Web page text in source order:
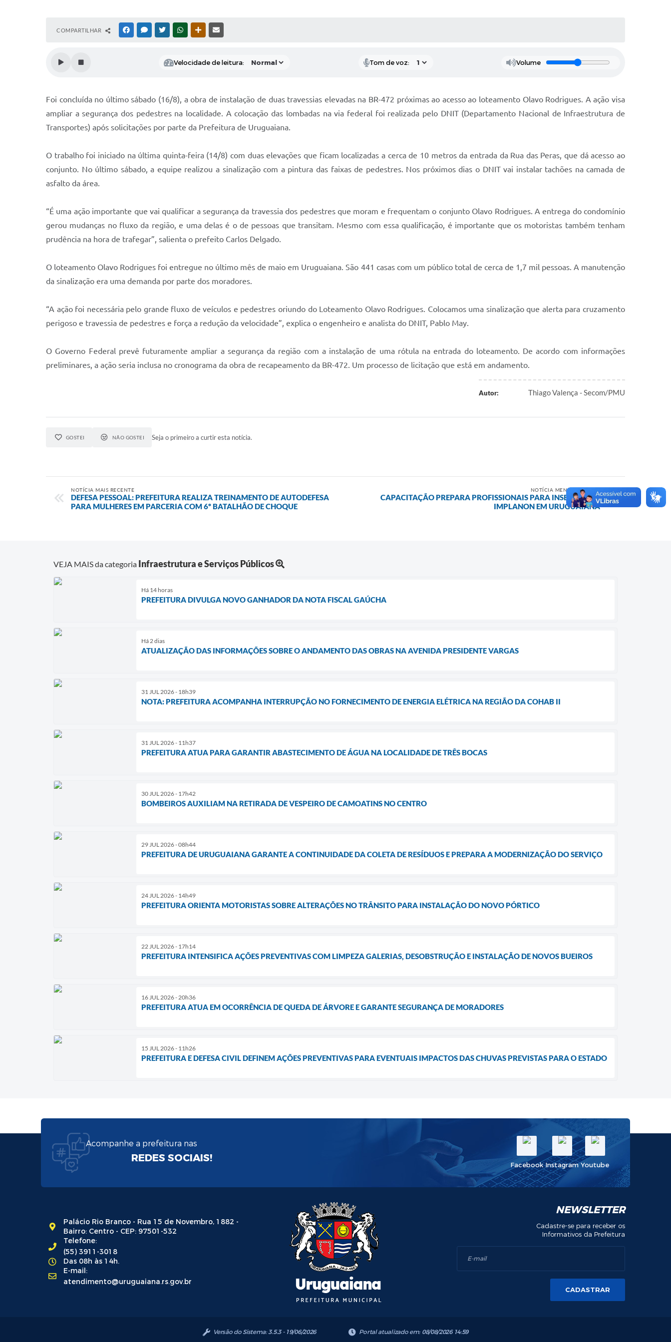
COMPARTILHAR FACEBOOKMESSENGER
TWITTERWHATSAPPOUTRAS MÍDIAS
Velocidade de leitura: Tom de voz: Volume
Foi concluída no último sábado (16/8), a obra de instalação de duas travessias elevadas na BR-472 próximas ao acesso ao loteamento Olavo Rodrigues. A ação visa
ampliar a segurança dos pedestres na localidade. A colocação das lombadas na via federal foi realizada pelo DNIT (Departamento Nacional de Infraestrutura de
Transportes) após solicitações por parte da Prefeitura de Uruguaiana.
O trabalho foi iniciado na última quinta-feira (14/8) com duas elevações que ficam localizadas a cerca de 10 metros da entrada da Rua das Peras, que dá acesso ao
conjunto. No último sábado, a equipe realizou a sinalização com a pintura das faixas de pedestres. Nos próximos dias o DNIT vai instalar tachões na camada de
asfalto da área.
“É uma ação importante que vai qualificar a segurança da travessia dos pedestres que moram e frequentam o conjunto Olavo Rodrigues. A entrega do condomínio
gerou mudanças no fluxo da região, e uma delas é o de pessoas que transitam. Mesmo com essa qualificação, é importante que os motoristas também tenham
prudência na hora de trafegar”, salienta o prefeito Carlos Delgado.
O loteamento Olavo Rodrigues foi entregue no último mês de maio em Uruguaiana. São 441 casas com um público total de cerca de 1,7 mil pessoas. A manutenção
da sinalização era uma demanda por parte dos moradores.
“A ação foi necessária pelo grande fluxo de veículos e pedestres oriundo do Loteamento Olavo Rodrigues. Colocamos uma sinalização que alerta para cruzamento
perigoso e travessia de pedestres e força a redução da velocidade”, explica o engenheiro e analista do DNIT, Pablo May.
O Governo Federal prevê futuramente ampliar a segurança da região com a instalação de uma rótula na entrada do loteamento. De acordo com informações
preliminares, a ação seria inclusa no cronograma da obra de recapeamento da BR-472. Um processo de licitação que está em andamento.
Autor: Thiago Valença - Secom/PMU
GOSTEI NÃO GOSTEI Seja o primeiro a curtir esta notícia.
NOTÍCIA MAIS RECENTE
DEFESA PESSOAL: PREFEITURA REALIZA TREINAMENTO DE AUTODEFESA
PARA MULHERES EM PARCERIA COM 6º BATALHÃO DE CHOQUE
NOTÍCIA MENOS RECENTE
CAPACITAÇÃO PREPARA PROFISSIONAIS PARA INSERÇÃO DE
IMPLANON EM URUGUAIANA
VEJA MAIS da categoria Infraestrutura e Serviços Públicos
Há 14 horas
PREFEITURA DIVULGA NOVO GANHADOR DA NOTA FISCAL GAÚCHA
Há 2 dias
ATUALIZAÇÃO DAS INFORMAÇÕES SOBRE O ANDAMENTO DAS OBRAS NA AVENIDA PRESIDENTE VARGAS
31 JUL 2026 - 18h39
NOTA: PREFEITURA ACOMPANHA INTERRUPÇÃO NO FORNECIMENTO DE ENERGIA ELÉTRICA NA REGIÃO DA COHAB II
31 JUL 2026 - 11h37
PREFEITURA ATUA PARA GARANTIR ABASTECIMENTO DE ÁGUA NA LOCALIDADE DE TRÊS BOCAS
30 JUL 2026 - 17h42
BOMBEIROS AUXILIAM NA RETIRADA DE VESPEIRO DE CAMOATINS NO CENTRO
29 JUL 2026 - 08h44
PREFEITURA DE URUGUAIANA GARANTE A CONTINUIDADE DA COLETA DE RESÍDUOS E PREPARA A MODERNIZAÇÃO DO SERVIÇO
24 JUL 2026 - 14h49
PREFEITURA ORIENTA MOTORISTAS SOBRE ALTERAÇÕES NO TRÂNSITO PARA INSTALAÇÃO DO NOVO PÓRTICO
22 JUL 2026 - 17h14
PREFEITURA INTENSIFICA AÇÕES PREVENTIVAS COM LIMPEZA GALERIAS, DESOBSTRUÇÃO E INSTALAÇÃO DE NOVOS BUEIROS
16 JUL 2026 - 20h36
PREFEITURA ATUA EM OCORRÊNCIA DE QUEDA DE ÁRVORE E GARANTE SEGURANÇA DE MORADORES
15 JUL 2026 - 11h26
PREFEITURA E DEFESA CIVIL DEFINEM AÇÕES PREVENTIVAS PARA EVENTUAIS IMPACTOS DAS CHUVAS PREVISTAS PARA O ESTADO
Acompanhe a prefeitura nas
REDES SOCIAIS!
Facebook Instagram Youtube
Palácio Rio Branco - Rua 15 de Novembro, 1882 -
Bairro: Centro - CEP: 97501-532
Telefone:
(55) 3911-3018
Das 08h às 14h.
E-mail:
atendimento@uruguaiana.rs.gov.br
NEWSLETTER
Cadastre-se para receber os
Informativos da Prefeitura
CADASTRAR
Versão do Sistema:3.5.3 - 19/06/2026 Portal atualizado em: 08/08/2026 14:59